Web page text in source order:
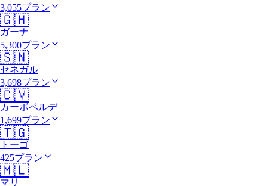
3,055プラン
🇬🇭
ガーナ
5,300プラン
🇸🇳
セネガル
3,698プラン
🇨🇻
カーボベルデ
1,699プラン
🇹🇬
トーゴ
425プラン
🇲🇱
マリ